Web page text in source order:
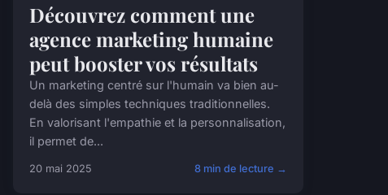
Découvrez comment une
agence marketing humaine
peut booster vos résultats
Un marketing centré sur l'humain va bien au-
delà des simples techniques traditionnelles.
En valorisant l'empathie et la personnalisation,
il permet de...
20 mai 2025 8 min de lecture →